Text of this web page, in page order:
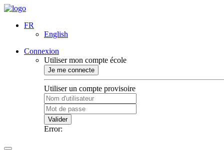
FR
English
Connexion
Utiliser mon compte école
Je me connecte
Utiliser un compte provisoire
Valider
Error: